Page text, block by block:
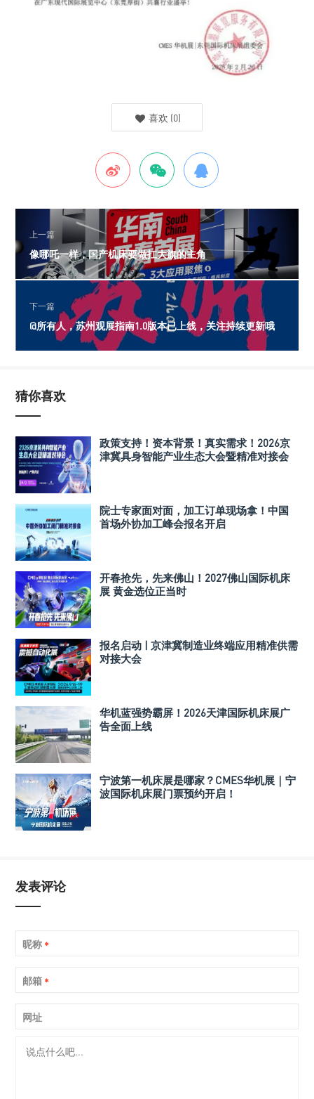
喜欢 (0)
上一篇
像哪吒一样，国产机床要做扛大旗的主角
下一篇
@所有人，苏州观展指南1.0版本已上线，关注持续更新哦
猜你喜欢
政策支持！资本背景！真实需求！2026京
津冀具身智能产业生态大会暨精准对接会
院士专家面对面，加工订单现场拿！中国
首场外协加工峰会报名开启
开春抢先，先来佛山！2027佛山国际机床
展 黄金选位正当时
报名启动 | 京津冀制造业终端应用精准供需
对接大会
华机蓝强势霸屏！2026天津国际机床展广
告全面上线
宁波第一机床展是哪家？CMES华机展｜宁
波国际机床展门票预约开启！
发表评论
昵称 *
邮箱 *
网址